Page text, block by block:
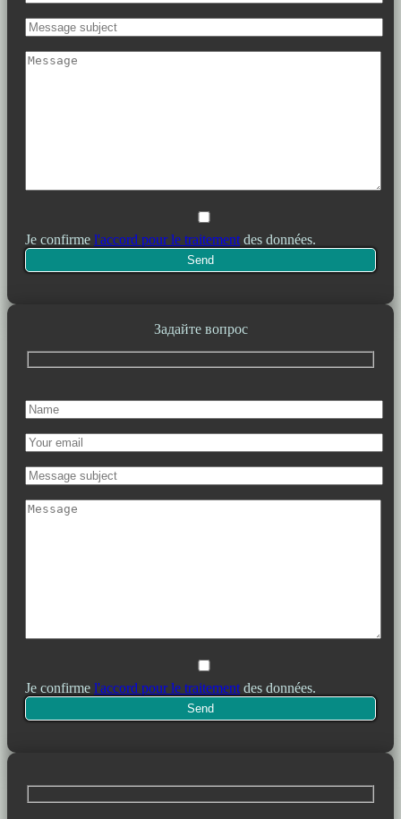
Je confirme l'accord pour le traitement des données.
Задайте вопрос
Je confirme l'accord pour le traitement des données.